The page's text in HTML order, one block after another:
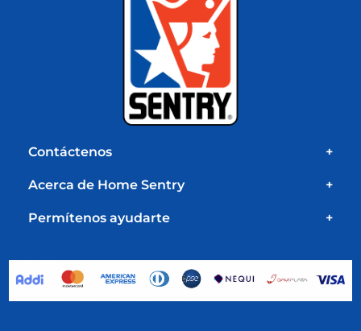
Contáctenos +
Acerca de Home Sentry +
Permítenos ayudarte +